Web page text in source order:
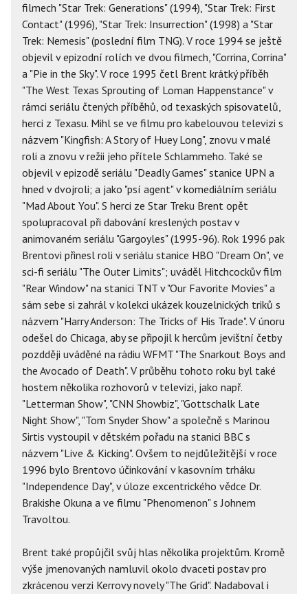
filmech "Star Trek: Generations" (1994), "Star Trek: First
Contact" (1996), "Star Trek: Insurrection" (1998) a "Star
Trek: Nemesis" (poslední film TNG). V roce 1994 se ještě
objevil v epizodní rolích ve dvou filmech, "Corrina, Corrina"
a "Pie in the Sky". V roce 1995 četl Brent krátký příběh
"The West Texas Sprouting of Loman Happenstance" v
rámci seriálu čtených příběhů, od texaských spisovatelů,
herci z Texasu. Mihl se ve filmu pro kabelouvou televizi s
názvem "Kingfish: A Story of Huey Long", znovu v malé
roli a znovu v režii jeho přítele Schlammeho. Také se
objevil v epizodě seriálu "Deadly Games" stanice UPN a
hned v dvojroli; a jako "psí agent" v komediálním seriálu
"Mad About You". S herci ze Star Treku Brent opět
spolupracoval při dabování kreslených postav v
animovaném seriálu "Gargoyles" (1995-96). Rok 1996 pak
Brentovi přinesl roli v seriálu stanice HBO "Dream On", ve
sci-fi seriálu "The Outer Limits"; uváděl Hitchcockův film
"Rear Window" na stanici TNT v "Our Favorite Movies" a
sám sebe si zahrál v kolekci ukázek kouzelnických triků s
názvem "Harry Anderson: The Tricks of His Trade". V únoru
odešel do Chicaga, aby se připojil k hercům jevištní četby
pozdději uváděné na rádiu WFMT "The Snarkout Boys and
the Avocado of Death". V průběhu tohoto roku byl také
hostem několika rozhovorů v televizi, jako např.
"Letterman Show", "CNN Showbiz", "Gottschalk Late
Night Show", "Tom Snyder Show" a společně s Marinou
Sirtis vystoupil v dětském pořadu na stanici BBC s
názvem "Live & Kicking". Ovšem to nejdůležitější v roce
1996 bylo Brentovo účinkování v kasovním trháku
"Independence Day", v úloze excentrického vědce Dr.
Brakishe Okuna a ve filmu "Phenomenon" s Johnem
Travoltou.
Brent také propůjčil svůj hlas několika projektům. Kromě
výše jmenovaných namluvil okolo dvaceti postav pro
zkrácenou verzi Kerrovy novely "The Grid". Nadaboval i